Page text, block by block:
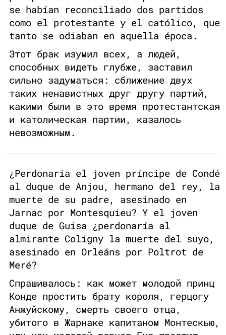
se habían reconciliado dos partidos
como el protestante y el católico, que
tanto se odiaban en aquella época.
Этот брак изумил всех, а людей,
способных видеть глубже, заставил
сильно задуматься: сближение двух
таких ненавистных друг другу партий,
какими были в это время протестантская
и католическая партии, казалось
невозможным.
¿Perdonaría el joven príncipe de Condé
al duque de Anjou, hermano del rey, la
muerte de su padre, asesinado en
Jarnac por Montesquieu? Y el joven
duque de Guisa ¿perdonaría al
almirante Coligny la muerte del suyo,
asesinado en Orleáns por Poltrot de
Meré?
Спрашивалось: как может молодой принц
Конде простить брату короля, герцогу
Анжуйскому, смерть своего отца,
убитого в Жарнаке капитаном Монтескью,